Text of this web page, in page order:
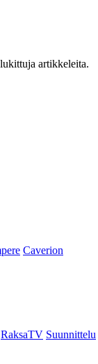
artikkeleita.
Caverion
RaksaTV Suunnittelu